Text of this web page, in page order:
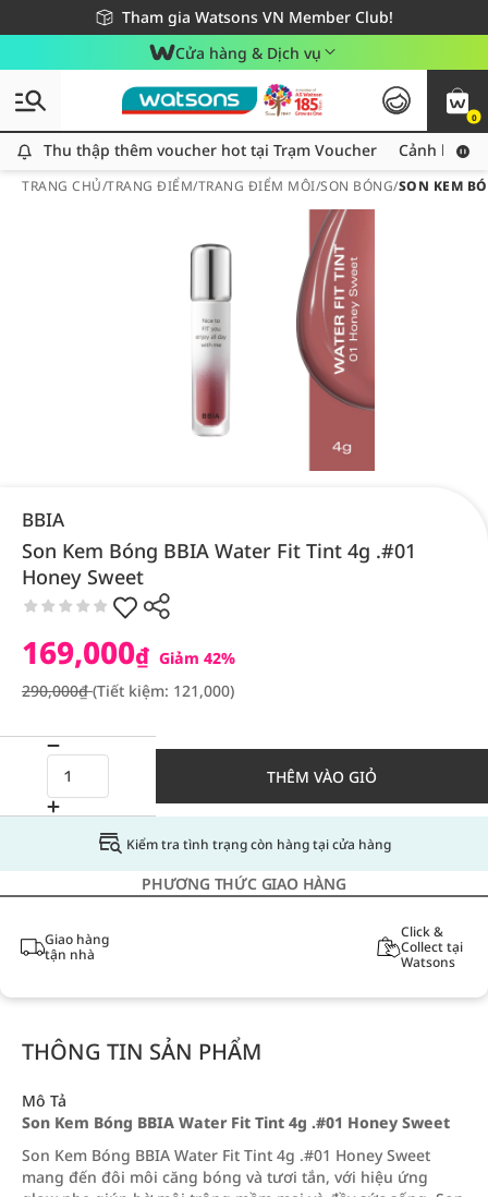
Tham gia Watsons VN Member Club!
Miễn phí giao hàng cho đơn hàng từ 249,000Đ
Giao hàng nhanh 24h - Áp dụng khu vực TP. Hồ Chí Minh
Cửa hàng & Dịch vụ
0
Thu thập thêm voucher hot tại Trạm Voucher
Thu thập thêm voucher hot tại Trạm Voucher Cảnh báo
TRANG CHỦ/TRANG ĐIỂM/TRANG ĐIỂM MÔI/SON BÓNG/SON KEM
BBIA
Son Kem Bóng BBIA Water Fit Tint 4g .#01
Honey Sweet
169,000₫ Giảm 42%
290,000₫(Tiết kiệm: 121,000)
THÊM VÀO GIỎ
Kiểm tra tình trạng còn hàng tại cửa hàng
PHƯƠNG THỨC GIAO HÀNG
Giao hàng
tận nhà
Click &
Collect tại
Watsons
THÔNG TIN SẢN PHẨM
Mô Tả
Son Kem Bóng BBIA Water Fit Tint 4g .#01 Honey Sweet
Son Kem Bóng BBIA Water Fit Tint 4g .#01 Honey Sweet
mang đến đôi môi căng bóng và tươi tắn, với hiệu ứng